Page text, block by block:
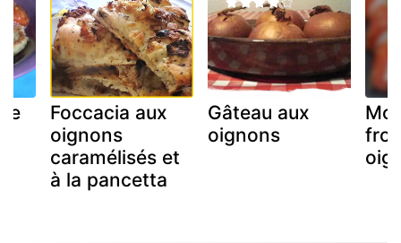
Foccacia aux
oignons
caramélisés et
à la pancetta
Gâteau aux
oignons